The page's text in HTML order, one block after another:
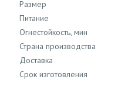
Размер
Питание
Огнестойкость, мин
Страна производства
Доставка
Срок изготовления